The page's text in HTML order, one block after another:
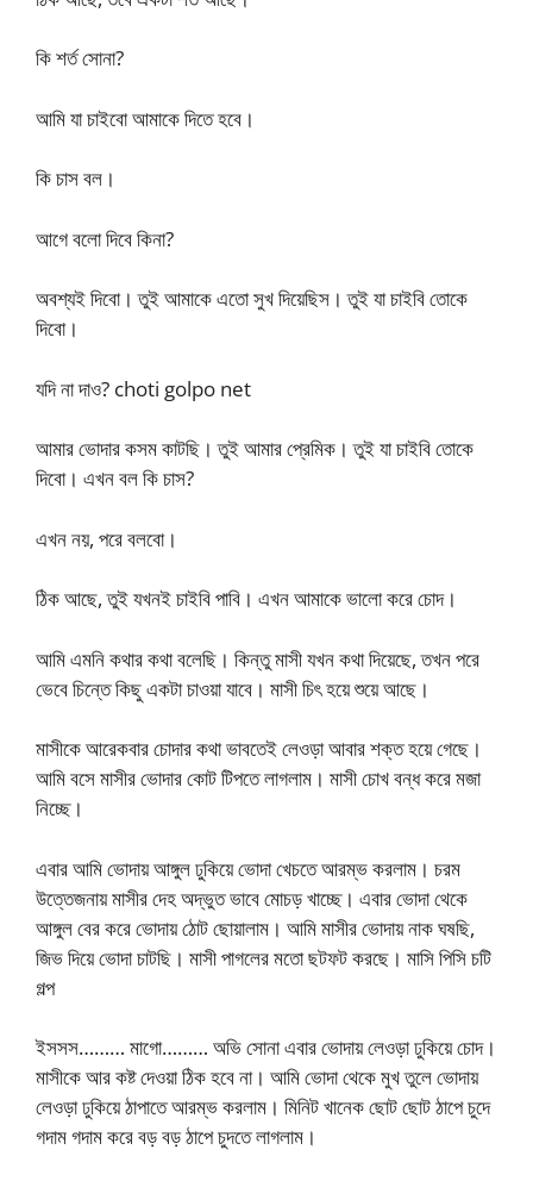
কি শর্ত সোনা?
আমি যা চাইবো আমাকে দিতে হবে।
কি চাস বল।
আগে বলো দিবে কিনা?
অবশ্যই দিবো। তুই আমাকে এতো সুখ দিয়েছিস। তুই যা চাইবি তোকে
দিবো।
যদি না দাও? choti golpo net
আমার ভোদার কসম কাটছি। তুই আমার প্রেমিক। তুই যা চাইবি তোকে
দিবো। এখন বল কি চাস?
এখন নয়, পরে বলবো।
ঠিক আছে, তুই যখনই চাইবি পাবি। এখন আমাকে ভালো করে চোদ।
আমি এমনি কথার কথা বলেছি। কিন্তু মাসী যখন কথা দিয়েছে, তখন পরে
ভেবে চিন্তে কিছু একটা চাওয়া যাবে। মাসী চিৎ হয়ে শুয়ে আছে।
মাসীকে আরেকবার চোদার কথা ভাবতেই লেওড়া আবার শক্ত হয়ে গেছে।
আমি বসে মাসীর ভোদার কোট টিপতে লাগলাম। মাসী চোখ বন্ধ করে মজা
নিচ্ছে।
এবার আমি ভোদায় আঙ্গুল ঢুকিয়ে ভোদা খেচতে আরম্ভ করলাম। চরম
উত্তেজনায় মাসীর দেহ অদ্ভুত ভাবে মোচড় খাচ্ছে। এবার ভোদা থেকে
আঙ্গুল বের করে ভোদায় ঠোট ছোয়ালাম। আমি মাসীর ভোদায় নাক ঘষছি,
জিভ দিয়ে ভোদা চাটছি। মাসী পাগলের মতো ছটফট করছে। মাসি পিসি চটি
গল্প
ইসসস……… মাগো……… অভি সোনা এবার ভোদায় লেওড়া ঢুকিয়ে চোদ।
মাসীকে আর কষ্ট দেওয়া ঠিক হবে না। আমি ভোদা থেকে মুখ তুলে ভোদায়
লেওড়া ঢুকিয়ে ঠাপাতে আরম্ভ করলাম। মিনিট খানেক ছোট ছোট ঠাপে চুদে
গদাম গদাম করে বড় বড় ঠাপে চুদতে লাগলাম।